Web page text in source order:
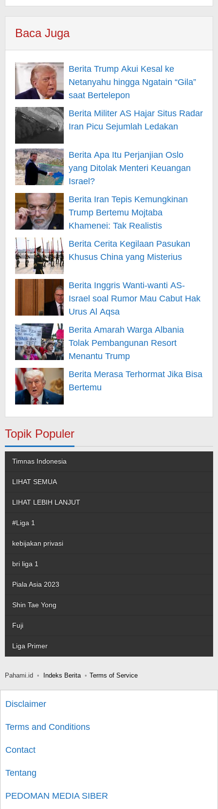
Baca Juga
Berita Trump Akui Kesal ke
Netanyahu hingga Ngatain “Gila”
saat Bertelepon
Berita Militer AS Hajar Situs Radar
Iran Picu Sejumlah Ledakan
Berita Apa Itu Perjanjian Oslo
yang Ditolak Menteri Keuangan
Israel?
Berita Iran Tepis Kemungkinan
Trump Bertemu Mojtaba
Khamenei: Tak Realistis
Berita Cerita Kegilaan Pasukan
Khusus China yang Misterius
Berita Inggris Wanti-wanti AS-
Israel soal Rumor Mau Cabut Hak
Urus Al Aqsa
Berita Amarah Warga Albania
Tolak Pembangunan Resort
Menantu Trump
Berita Merasa Terhormat Jika Bisa
Bertemu
Topik Populer
Timnas Indonesia
LIHAT SEMUA
LIHAT LEBIH LANJUT
#Liga 1
kebijakan privasi
bri liga 1
Piala Asia 2023
Shin Tae Yong
Fuji
Liga Primer
Pahami.id Indeks Berita Terms of Service
Disclaimer
Terms and Conditions
Contact
Tentang
PEDOMAN MEDIA SIBER